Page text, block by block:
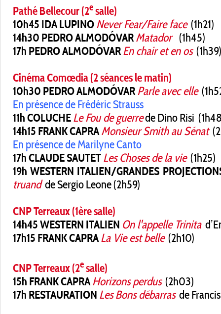
Pathé Bellecour (2esalle)
10h45 IDA LUPINONever Fear/Faire face(1h21)
14h30 PEDRO ALMODÓVARMatador (1h45)
17h PEDRO ALMODÓVAREn chair et en os(1h39)
Cinéma Comœdia (2 séances le matin)
10h30 PEDRO ALMODÓVAR Parle avec elle
En présence de Frédéric Strauss
11h COLUCHELe Fou de guerrede Dino Risi
14h15 FRANK CAPRAMonsieur Smith au Sénat
En présence de Marilyne Canto
17h CLAUDE SAUTETLes Choses de la vie(1h25)
19h WESTERN ITALIEN/GRANDES
truandde Sergio Leone (2h59)
CNP Terreaux (1ère salle)
14h45 WESTERN ITALIEN On l'appelle Trinita
17h15 FRANK CAPRALa Vie est belle(2h10)
CNP Terreaux (2esalle)
15h FRANK CAPRAHorizons perdus(2h03)
17h RESTAURATION Les Bons débarrasde